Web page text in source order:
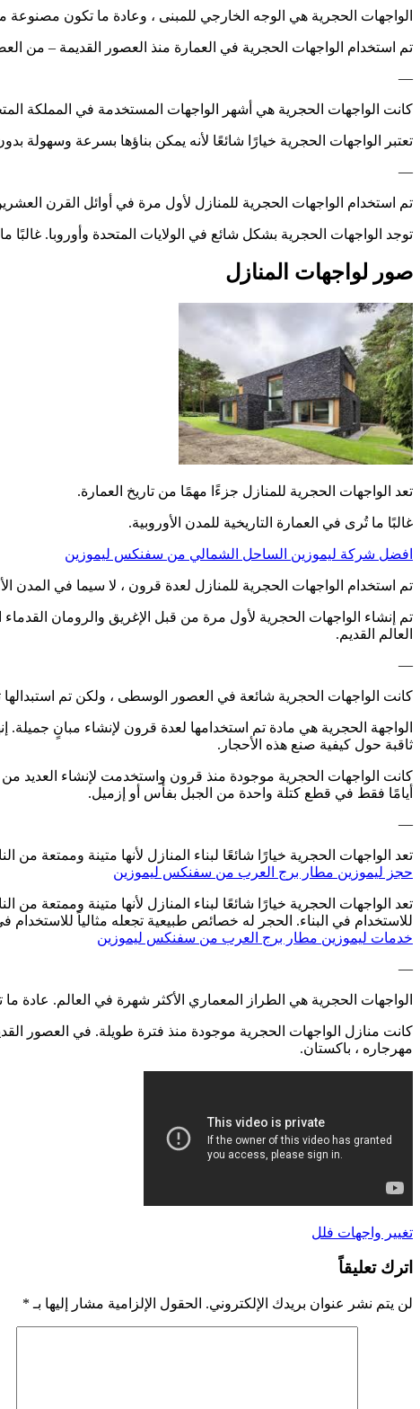
الواجهات الحجرية هي الوجه الخارجي للمبنى ، وعادة ما تكون
تم استخدام الواجهات الحجرية في العمارة منذ العصور القديمة – من
—
كانت الواجهات الحجرية هي أشهر الواجهات المستخدمة في المملكة
تعتبر الواجهات الحجرية خيارًا شائعًا لأنه يمكن بناؤها بسرعة وسهولة
—
تم استخدام الواجهات الحجرية للمنازل لأول مرة في أوائل القرن
توجد الواجهات الحجرية بشكل شائع في الولايات المتحدة وأوروبا.
صور لواجهات المنازل
تعد الواجهات الحجرية للمنازل جزءًا مهمًا من تاريخ العمارة.
غالبًا ما تُرى في العمارة التاريخية للمدن الأوروبية.
افضل شركة ليموزين الساحل الشمالي من سفنكس ليموزين
تم استخدام الواجهات الحجرية للمنازل لعدة قرون ، لا سيما في المدن
تم إنشاء الواجهات الحجرية لأول مرة من قبل الإغريق والرومان
العالم القديم.
—
كانت الواجهات الحجرية شائعة في العصور الوسطى ، ولكن تم
الواجهة الحجرية هي مادة تم استخدامها لعدة قرون لإنشاء مبانٍ
ثاقبة حول كيفية صنع هذه الأحجار.
كانت الواجهات الحجرية موجودة منذ قرون واستخدمت لإنشاء العديد من
أيامًا فقط في قطع كتلة واحدة من الجبل بفأس أو إزميل.
—
تعد الواجهات الحجرية خيارًا شائعًا لبناء المنازل لأنها متينة وممتعة من
حجز ليموزين مطار برج العرب من سفنكس ليموزين
تعد الواجهات الحجرية خيارًا شائعًا لبناء المنازل لأنها متينة وممتعة
للاستخدام في البناء. الحجر له خصائص طبيعية تجعله مثالياً للاستخدام في
خدمات ليموزين مطار برج العرب من سفنكس ليموزين
—
الواجهات الحجرية هي الطراز المعماري الأكثر شهرة في العالم. عادة
مهرجاره ، باكستان.
تغيير واجهات فلل
اترك تعليقاً
لن يتم نشر عنوان بريدك الإلكتروني. الحقول الإلزامية مشار إليها بـ *